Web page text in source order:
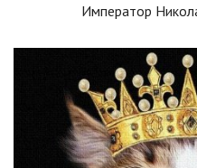
Император